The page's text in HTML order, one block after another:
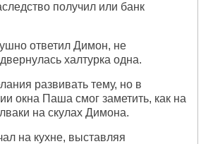
получил или банк
ответил Димон, не
халтурка одна.
развивать тему, но в
окна Паша смог заметить, как на
на скулах Димона.
на кухне, выставляя